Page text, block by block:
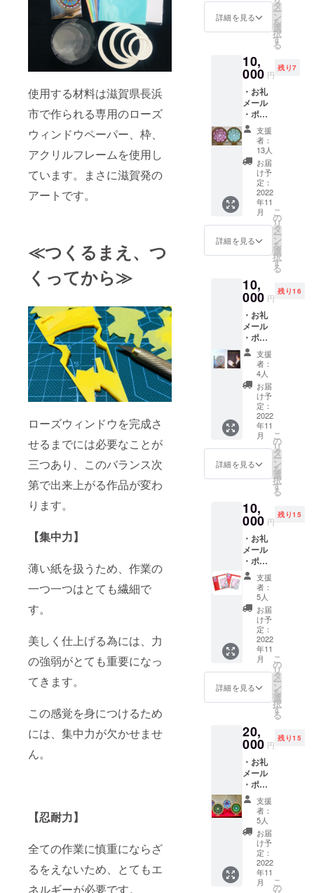
使用する材料は滋賀県長浜
市で作られる専用のローズ
ウィンドウペーパー、枠、
アクリルフレームを使用し
ています。まさに滋賀発の
アートです。
≪つくるまえ、つ
くってから≫
ローズウィンドウを完成さ
せるまでには必要なことが
三つあり、このバランス次
第で出来上がる作品が変わ
ります。
【集中力】
薄い紙を扱うため、作業の
一つ一つはとても繊細で
す。
美しく仕上げる為には、力
の強弱がとても重要になっ
てきます。
この感覚を身につけるため
には、集中力が欠かせませ
ん。
【忍耐力】
全ての作業に慎重にならざ
るをえないため、とてもエ
ネルギーが必要です。
②14時
～から
所要時
間 約1
分 有効
期限：
有効期
限：
2022年
10月25
日～30
日 ワー
ショッ
プ会
場： ※
ワーク
ショッ
はご自
身の負
担にな
りま
す。 会
場 滋
賀県立
美術館
ギャラ
リー
（ギャ
ラリーB
及びミ
ニギャ
ラリー
売商談
室） 〒
滋賀県
大津市
瀬田南
大萱町
1740-1
形23㎝
・ロー
ズウィ
トにも
こちら
からの
発送も
可能で
す。 そ
の際は
備考欄
に詳細
をご記
入くだ
さい。
・ロー
ズウィ
ンドウ
のデザ
インは
どれが
届くか
みに
詳細を見る
タ
ー
ン
を
選
択
す
る
10,
000 円
残り7
・お礼
メール
・ポス
トカー
ド 10㎝
×14.8㎝
×3枚 ・
クリア
ファイ
ル 31㎝
×22㎝
・しお
り 9㎝
×5.5㎝
・作品
23㎝ ・
ローズ
ウィン
ドウを
ギフト
にも こ
ちらか
らの発
送も可
能で
す。 そ
の際は
備考欄
に詳細
をご記
入くだ
さい。
のデザ
インは
となり
ます。
どれが
届くか
お楽し
みに
支援
者：
13人
お届
け予
定：
2022
年11
月
詳細を見る
こ
の
リ
タ
ー
ン
を
選
択
す
る
10,
000 円
残り16
・お礼
メール
・ポス
トカー
ド 10㎝
×14.8㎝
×３枚
・サイ
ン付き
本
「ロー
ズウィ
ンド
ウ」河
出書房
入り作
品写真
集
支援
者：
4人
お届
け予
定：
2022
年11
月
詳細を見る
こ
の
リ
タ
ー
ン
を
選
択
す
る
10,
000 円
残り15
・お礼
メール
・ポス
トカー
ド 10㎝
×14.8㎝
×３枚
・DVD
付制作
キット
(内容：
DVD1、
ペー
パー11
枚、枠
プラ板2
枚、図
案2枚)
支援
者：
5人
お届
け予
定：
2022
年11
月
詳細を見る
こ
の
リ
タ
ー
ン
を
選
択
す
る
20,
000 円
残り15
・お礼
メール
・ポス
トカー
ド 10㎝
×14.8㎝
×３枚
・サイ
ン入り
作品写
真集 ・
作品中
支援
者：
5人
お届
け予
定：
2022
年11
月
こ
の